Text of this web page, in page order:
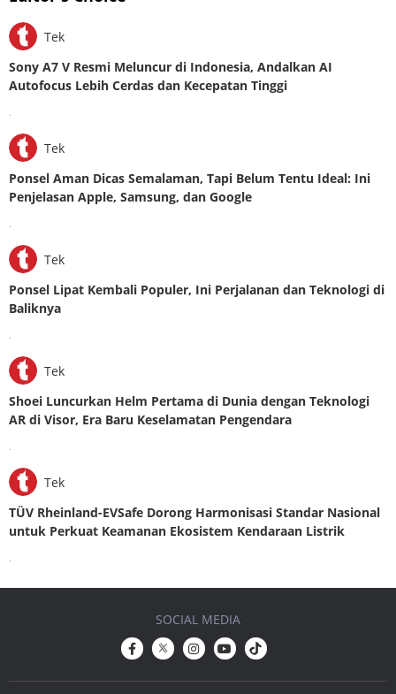
Tek
Sony A7 V Resmi Meluncur di Indonesia, Andalkan AI
Autofocus Lebih Cerdas dan Kecepatan Tinggi
.
Tek
Ponsel Aman Dicas Semalaman, Tapi Belum Tentu Ideal: Ini
Penjelasan Apple, Samsung, dan Google
.
Tek
Ponsel Lipat Kembali Populer, Ini Perjalanan dan Teknologi di
Baliknya
.
Tek
Shoei Luncurkan Helm Pertama di Dunia dengan Teknologi
AR di Visor, Era Baru Keselamatan Pengendara
.
Tek
TÜV Rheinland-EVSafe Dorong Harmonisasi Standar Nasional
untuk Perkuat Keamanan Ekosistem Kendaraan Listrik
.
SOCIAL MEDIA